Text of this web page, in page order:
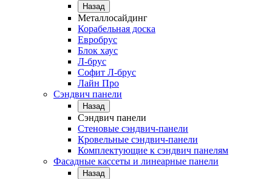
Назад
Металлосайдинг
Корабельная доска
Евробрус
Блок хаус
Л-брус
Софит Л-брус
Лайн Про
Сэндвич панели
Назад
Сэндвич панели
Стеновые сэндвич-панели
Кровельные сэндвич-панели
Комплектующие к сэндвич панелям
Фасадные кассеты и линеарные панели
Назад